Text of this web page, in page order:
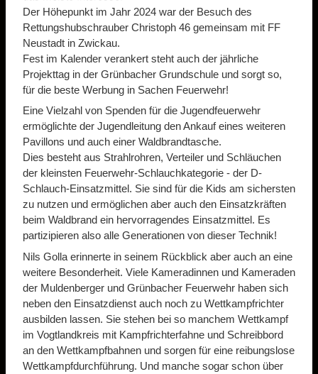
Der Höhepunkt im Jahr 2024 war der Besuch des
Rettungshubschrauber Christoph 46 gemeinsam mit FF
Neustadt in Zwickau.
Fest im Kalender verankert steht auch der jährliche
Projekttag in der Grünbacher Grundschule und sorgt so,
für die beste Werbung in Sachen Feuerwehr!
Eine Vielzahl von Spenden für die Jugendfeuerwehr
ermöglichte der Jugendleitung den Ankauf eines weiteren
Pavillons und auch einer Waldbrandtasche.
Dies besteht aus Strahlrohren, Verteiler und Schläuchen
der kleinsten Feuerwehr-Schlauchkategorie - der D-
Schlauch-Einsatzmittel. Sie sind für die Kids am sichersten
zu nutzen und ermöglichen aber auch den Einsatzkräften
beim Waldbrand ein hervorragendes Einsatzmittel. Es
partizipieren also alle Generationen von dieser Technik!
Nils Golla erinnerte in seinem Rückblick aber auch an eine
weitere Besonderheit. Viele Kameradinnen und Kameraden
der Muldenberger und Grünbacher Feuerwehr haben sich
neben den Einsatzdienst auch noch zu Wettkampfrichter
ausbilden lassen. Sie stehen bei so manchem Wettkampf
im Vogtlandkreis mit Kampfrichterfahne und Schreibbord
an den Wettkampfbahnen und sorgen für eine reibungslose
Wettkampfdurchführung. Und manche sogar schon über